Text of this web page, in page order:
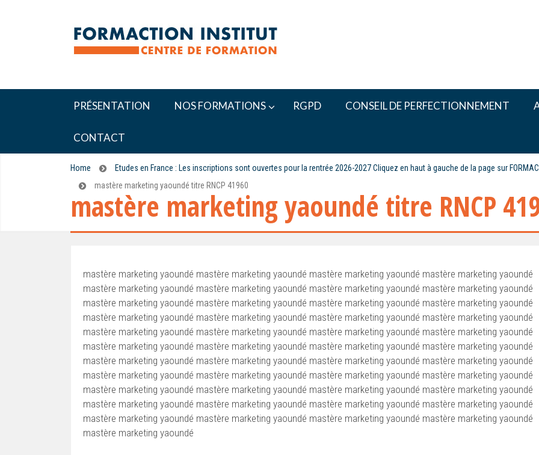
PRÉSENTATION NOS FORMATIONS RGPD CONSEIL DE PERFECTIONNEMENT
CONTACT
Home
Etudes en France : Les inscriptions sont ouvertes pour la rentrée 2026-2027 Cliquez en haut à gauche de la page sur
mastère marketing yaoundé titre RNCP 41960
mastère marketing yaoundé titre RNCP
mastère marketing yaoundé mastère marketing yaoundé mastère marketing yaoundé mastère marketing yaoundé
mastère marketing yaoundé mastère marketing yaoundé mastère marketing yaoundé mastère marketing yaoundé
mastère marketing yaoundé mastère marketing yaoundé mastère marketing yaoundé mastère marketing yaoundé
mastère marketing yaoundé mastère marketing yaoundé mastère marketing yaoundé mastère marketing yaoundé
mastère marketing yaoundé mastère marketing yaoundé mastère marketing yaoundé mastère marketing yaoundé
mastère marketing yaoundé mastère marketing yaoundé mastère marketing yaoundé mastère marketing yaoundé
mastère marketing yaoundé mastère marketing yaoundé mastère marketing yaoundé mastère marketing yaoundé
mastère marketing yaoundé mastère marketing yaoundé mastère marketing yaoundé mastère marketing yaoundé
mastère marketing yaoundé mastère marketing yaoundé mastère marketing yaoundé mastère marketing yaoundé
mastère marketing yaoundé mastère marketing yaoundé mastère marketing yaoundé mastère marketing yaoundé
mastère marketing yaoundé mastère marketing yaoundé mastère marketing yaoundé mastère marketing yaoundé
mastère marketing yaoundé